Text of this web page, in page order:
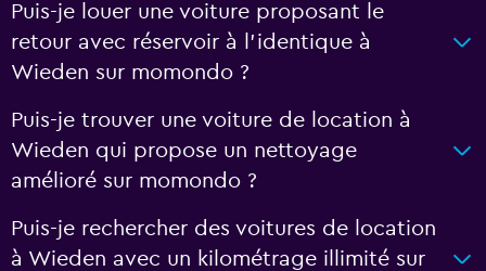
Puis-je louer une voiture proposant le
retour avec réservoir à l’identique à
Wieden sur momondo ?
Puis-je trouver une voiture de location à
Wieden qui propose un nettoyage
amélioré sur momondo ?
Puis-je rechercher des voitures de location
à Wieden avec un kilométrage illimité sur